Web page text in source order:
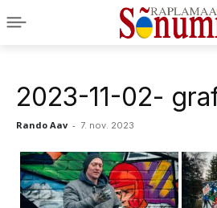
2023-11-02-
Rando Aav - 7. nov. 2023